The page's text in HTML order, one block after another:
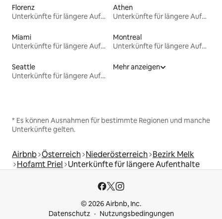
Florenz
Unterkünfte für längere Aufenthalte
Athen
Unterkünfte für längere Aufenthalte
Miami
Unterkünfte für längere Aufenthalte
Montreal
Unterkünfte für längere Aufenthalte
Seattle
Unterkünfte für längere Aufenthalte
Mehr anzeigen
* Es können Ausnahmen für bestimmte Regionen und manche
Unterkünfte gelten.
Airbnb Österreich Niederösterreich Bezirk Melk
Hofamt Priel Unterkünfte für längere Aufenthalte
© 2026 Airbnb, Inc.
Datenschutz
Nutzungsbedingungen